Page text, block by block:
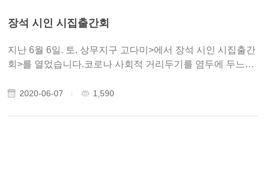
장석 시인 시집출간회
지난 6월 6일. 토. 상무지구 고다미>에서 장석 시인 시집출간
회>를 열었습니다.코로나 사회적 거리두기를 염두에 두느라
회원 분들이 참석했습니다.동고송 이사이면서 시인으로 활
2020-06-07 1,590